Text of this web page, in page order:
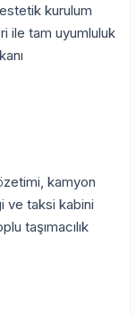
kurulum
ile tam uyumluluk
kamyon
ve taksi kabini
taşımacılık